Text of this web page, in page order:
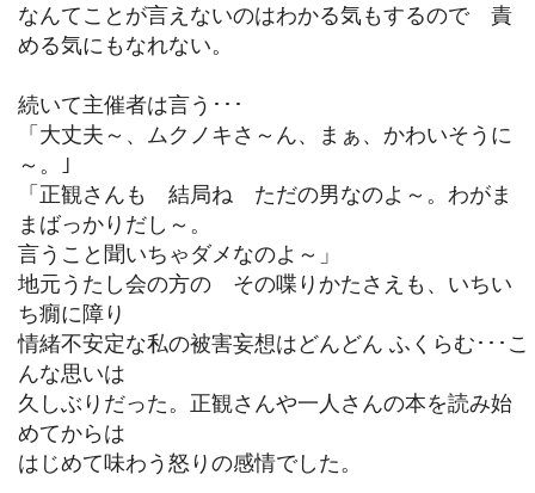
なんてことが言えないのはわかる気もするので 責
める気にもなれない。
続いて主催者は言う･･･
「大丈夫～、ムクノキさ～ん、まぁ、かわいそうに
～。｣
「正観さんも 結局ね ただの男なのよ～。わがま
まばっかりだし～。
言うこと聞いちゃダメなのよ～」
地元うたし会の方の その喋りかたさえも、いちい
ち癇に障り
情緒不安定な私の被害妄想はどんどん ふくらむ･･･こ
んな思いは
久しぶりだった。正観さんや一人さんの本を読み始
めてからは
はじめて味わう怒りの感情でした。